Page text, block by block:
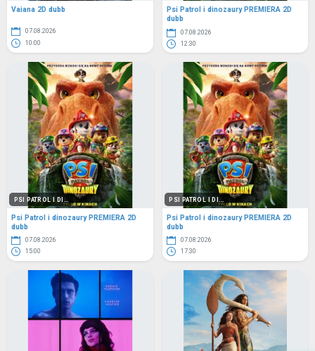
Vaiana 2D dubb
07.08.2026
10:00
Psi Patrol i dinozaury PREMIERA 2D
dubb
07.08.2026
12:30
PSI PATROL I DI...
Psi Patrol i dinozaury PREMIERA 2D
dubb
07.08.2026
15:00
PSI PATROL I DI...
Psi Patrol i dinozaury PREMIERA 2D
dubb
07.08.2026
17:30